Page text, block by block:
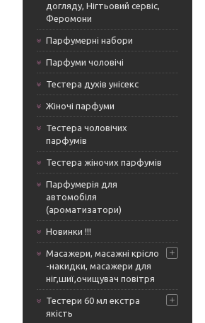
догляду, Нігтьовий сервіс,
Феромони
Парфумерні набори
Парфуми чоловічі
Тестера духів унісекс
Жіночі парфуми
Тестера чоловічих
парфумів
Тестера жіночих парфумів
Парфумерія для
автомобіля
(ароматизатори)
Новинки !!!
Масажери, масажні крісло
-накидки, масажери для
ніг,шиї,очищувач повітря
Тестери 60 мл екстра
якість
Матові і глянсові, іскристі і оксамитові,
яскраві і приглушені — помади на будь-
який смак для різних типів макіяжу.
Відмінна якість і стійкість.